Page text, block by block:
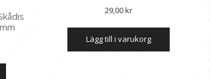
produktsidan
kr
Den
29,00kr
lägg till i varukorg